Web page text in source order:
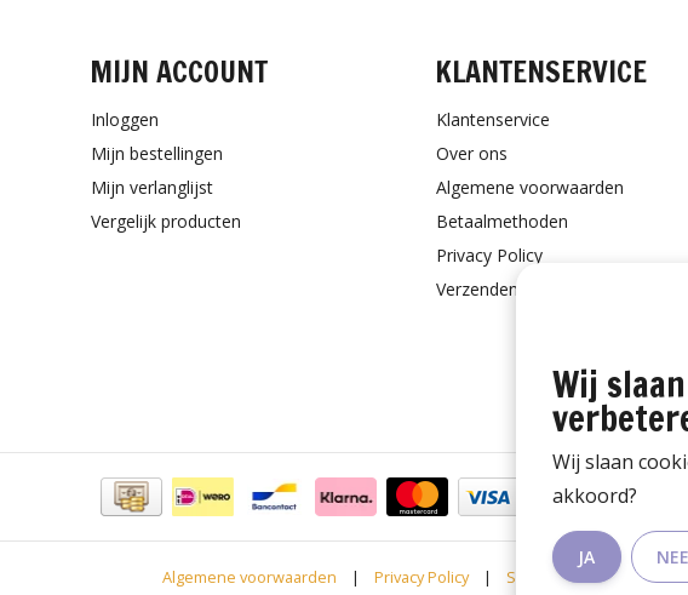
MIJN ACCOUNT
Inloggen
Mijn bestellingen
Mijn verlanglijst
Vergelijk producten
KLANTENSERVICE
Klantenservice
Over ons
Algemene voorwaarden
Betaalmethoden
Privacy Policy
Verzenden & retourneren
Algemene voorwaarden | Privacy Policy | Sitemap RSS Feed
Wij
Wij slaan
akkoord?
JA